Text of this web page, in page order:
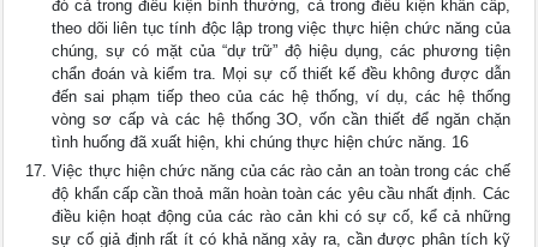
đó cả trong điều kiện bình thường, cả trong điều kiện khẩn cấp,
theo dõi liên tục tính độc lập trong việc thực hiện chức năng của
chúng, sự có mặt của “dự trữ” độ hiệu dụng, các phương tiện
chẩn đoán và kiểm tra. Mọi sự cố thiết kế đều không được dẫn
đến sai phạm tiếp theo của các hệ thống, ví dụ, các hệ thống
vòng sơ cấp và các hệ thống ЗО, vốn cần thiết để ngăn chặn
tình huống đã xuất hiện, khi chúng thực hiện chức năng. 16
Việc thực hiện chức năng của các rào cản an toàn trong các chế
độ khẩn cấp cần thoả mãn hoàn toàn các yêu cầu nhất định. Các
điều kiện hoạt động của các rào cản khi có sự cố, kể cả những
sự cố giả định rất ít có khả năng xảy ra, cần được phân tích kỹ